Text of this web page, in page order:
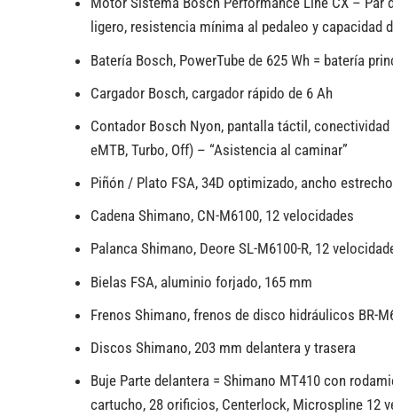
ligero, resistencia mínima al pedaleo y capacidad
Batería Bosch, PowerTube de 625 Wh = batería
Cargador Bosch, cargador rápido de 6 Ah
Contador Bosch Nyon, pantalla táctil,
eMTB, Turbo, Off) – “Asistencia al caminar”
Piñón / Plato FSA, 34D optimizado, ancho
Cadena Shimano, CN-M6100, 12 velocidades
Palanca Shimano, Deore SL-M6100-R, 12
Bielas FSA, aluminio forjado, 165 mm
Frenos Shimano, frenos de disco hidráulicos BR-
Discos Shimano, 203 mm delantera y trasera
Buje Parte delantera = Shimano MT410 con
cartucho, 28 orificios, Centerlock, Microspline 12